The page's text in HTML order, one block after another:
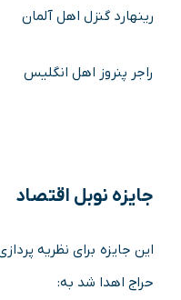
رینهارد گنزل اهل آلمان
راجر پنروز اهل انگلیس
جایزه نوبل اقتصاد
این جایزه برای نظریه
حراج اهدا شد به: